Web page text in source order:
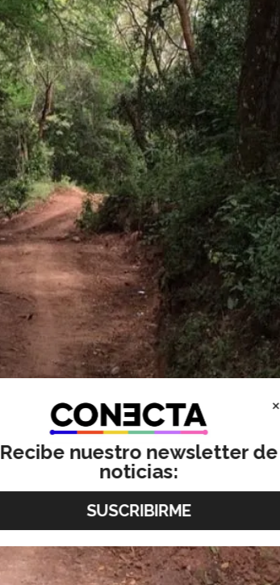
×
Recibe nuestro newsletter de
noticias: